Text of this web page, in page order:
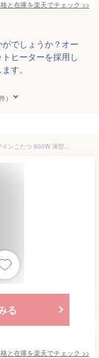
と在庫を楽天でチェック >>
でしょうか？オー
ヒーターを採用し
す。
）
こたつテーブル 円形 直径85cm 天然木突板 デザインこたつ 600W 薄型ファンヒーター 丸 かわいい 可愛い オールシーズン 炬燵 コタツ センターテーブル ローテーブル オーク ウォルナット おしゃれ(代引不可)【送料無料】
る
と在庫を楽天でチェック >>